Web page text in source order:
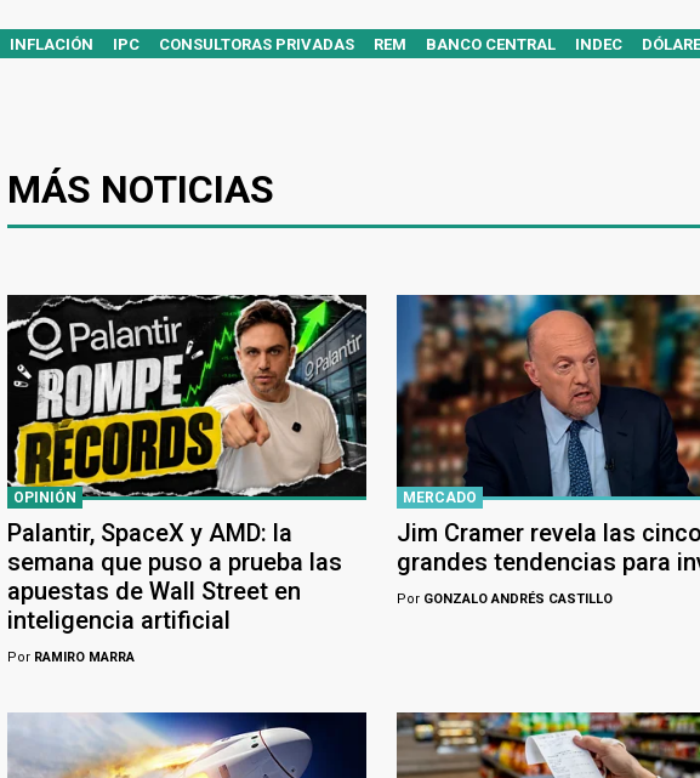
INFLACIÓN IPC CONSULTORAS PRIVADAS REM BANCO CENTRAL INDEC
MÁS NOTICIAS
OPINIÓN
Palantir, SpaceX y AMD: la
semana que puso a prueba las
apuestas de Wall Street en
inteligencia artificial
Por RAMIRO MARRA
MERCADO
Jim Cramer revela las cinco
grandes tendencias para
PorGONZALO ANDRÉS CASTILLO